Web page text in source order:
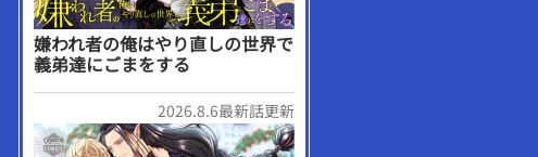
嫌われ者の俺はやり直しの世界で
義弟達にごまをする
2026.8.6最新話更新